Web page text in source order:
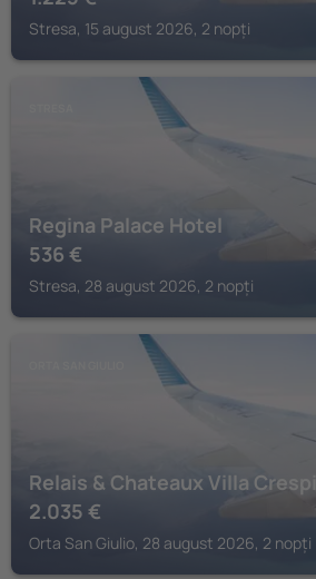
Stresa, 15 august 2026, 2 nopți
Regina Palace Hotel
536 €
Stresa, 28 august 2026, 2 nopți
Relais & Chateaux Villa Crespi
2.035 €
Orta San Giulio, 28 august 2026, 2 nopți